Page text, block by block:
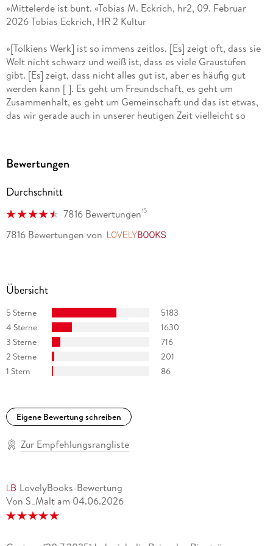
Wolfgang Krege (1939-2005) war Lexikonredakteur,
Übersetzer tätig Große Bekanntheit erlangte er vor allem
durch seine Übersetzungen der zentralen Werke von J. R. R.
Tolkien, ganz besonders durch die Neuübersetzung von »Der
Herr der Ringe«.
»Mittelerde ist bunt. «Tobias M. Eckrich, hr2, 09. Februar
2026 Tobias Eckrich, HR 2 Kultur
»[Tolkiens Werk] ist so immens zeitlos. [Es] zeigt oft, dass sie
Welt nicht schwarz und weiß ist, dass es viele Graustufen
gibt. [Es] zeigt, dass nicht alles gut ist, aber es häufig gut
werden kann [ ]. Es geht um Freundschaft, es geht um
Zusammenhalt, es geht um Gemeinschaft und das ist etwas,
das wir gerade auch in unserer heutigen Zeit vielleicht so
»Zur mißtrauisch beäugten Übersetzung von Wolgang Krege
denn er hat es gewagt, den Panzer der sonoren Langeweile
aufzusprengen und mit präzise kalkulierter Frechheit dem
Text eine neue Frische zu schenken. « Joachim Kalka, FAZ
Bewertungen
Durchschnitt
7816 Bewertungen15
7816 Bewertungen von
Übersicht
5 Sterne
5183
4 Sterne
1630
3 Sterne
716
2 Sterne
201
1 Stern
86
Eigene Bewertung schreiben
Zur Empfehlungsrangliste
LovelyBooks-Bewertung
Von S_Malt am 04.06.2026